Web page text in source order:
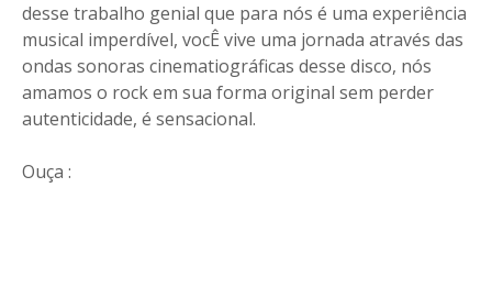
desse trabalho genial que para nós é uma experiência
musical imperdível, vocÊ vive uma jornada através das
ondas sonoras cinematiográficas desse disco, nós
amamos o rock em sua forma original sem perder
autenticidade, é sensacional.
Ouça :